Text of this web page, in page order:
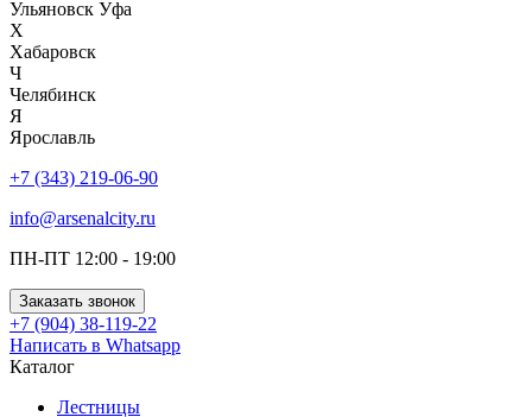
Ульяновск Уфа
Х
Хабаровск
Ч
Челябинск
Я
Ярославль
+7 (343) 219-06-90
info@arsenalcity.ru
ПН-ПТ 12:00 - 19:00
Заказать звонок
+7 (904) 38-119-22
Написать в Whatsapp
Каталог
Лестницы